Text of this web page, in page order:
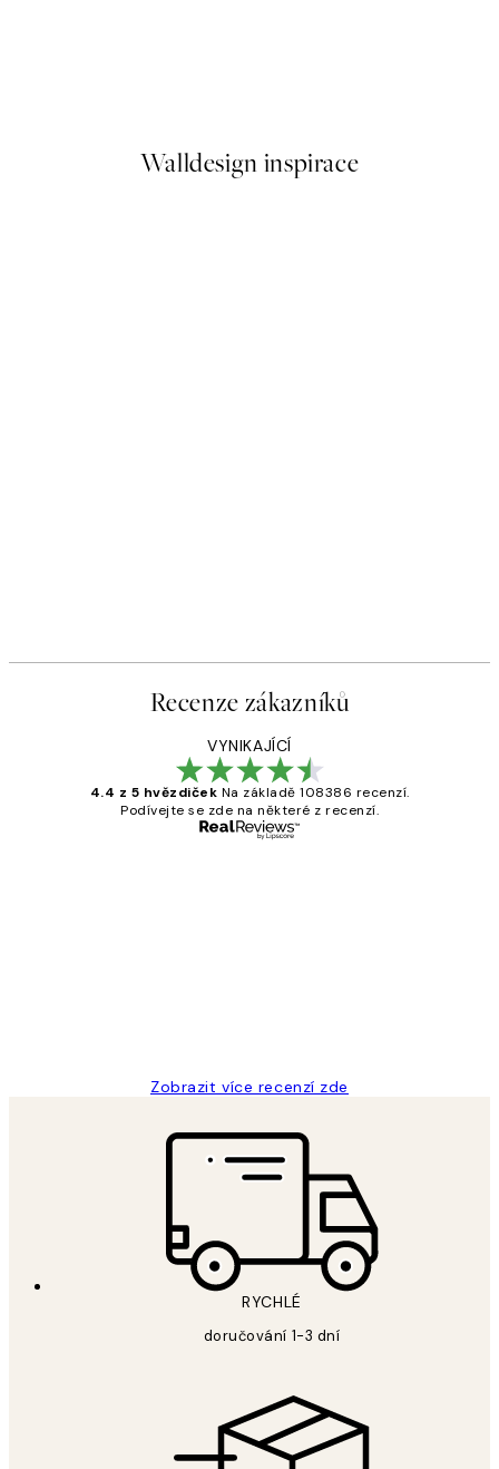
Walldesign inspirace
Recenze zákazníků
VYNIKAJÍCÍ
4.4 z 5 hvězdiček Na základě 108386 recenzí.
Podívejte se zde na některé z recenzí.
Zobrazit více recenzí zde
RYCHLÉ
doručování 1-3 dní